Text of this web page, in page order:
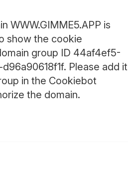
WWW.GIMME5.APP is
show the cookie
group ID 44af4ef5-
Please add it
in the Cookiebot
the domain.